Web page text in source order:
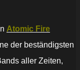
Atomic Fire
der beständigsten
aller Zeiten,